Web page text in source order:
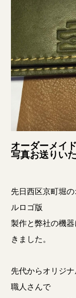
オーダーメイ
写真お送りい
先日西区京町堀
ルロゴ版
製作と弊社の機
きました。
先代からオリジ
職人さんで